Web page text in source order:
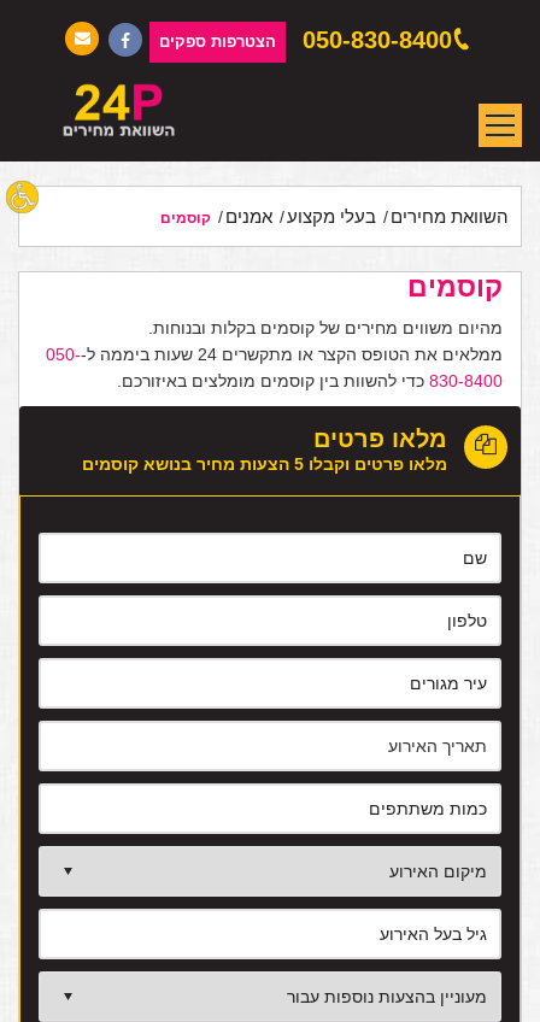
050-830-8400 הצטרפות ספקים
השוואת מחירים בעלי מקצוע אמנים קוסמים
קוסמים
מהיום משווים מחירים של קוסמים בקלות ובנוחות.
ממלאים את הטופס הקצר או מתקשרים 24 שעות ביממה ל-
050-
830-8400 כדי להשוות בין קוסמים מומלצים באיזורכם.
מלאו פרטים
מלאו פרטים וקבלו 5 הצעות מחיר בנושא קוסמים